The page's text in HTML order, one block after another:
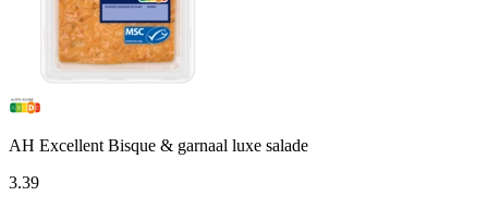
AH Excellent Bisque & garnaal luxe salade
3.39